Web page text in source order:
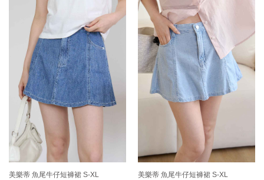
美樂蒂 魚尾牛仔短褲裙 S-XL
美樂蒂 魚尾牛仔短褲裙 S-XL